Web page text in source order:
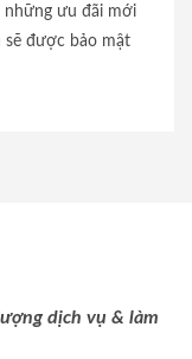
ưu đãi mới
sẽ được bảo mật
dịch vụ & làm